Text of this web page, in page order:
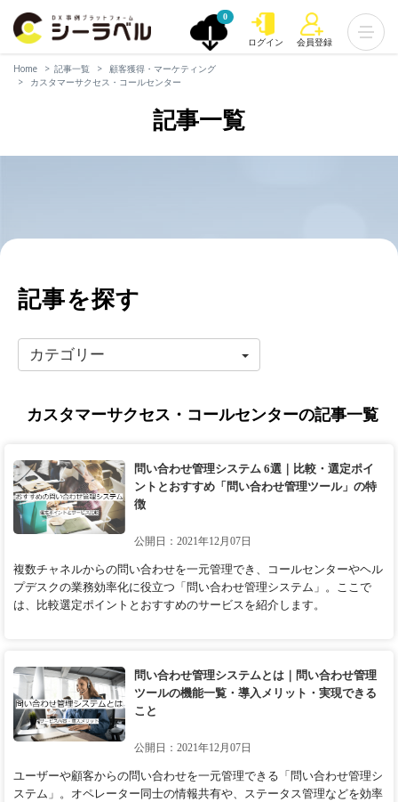
0
ログイン 会員登録
Home 記事一覧
顧客獲得・マーケティング
カスタマーサクセス・コールセンター
記事一覧
記事を探す
カテゴリー
カスタマーサクセス・コールセンターの記事一覧
問い合わせ管理システム 6選｜比較・選定ポイ
ントとおすすめ「問い合わせ管理ツール」の特
徴
公開日：2021年12月07日
複数チャネルからの問い合わせを一元管理でき、コールセンターやヘル
プデスクの業務効率化に役立つ「問い合わせ管理システム」。ここで
は、比較選定ポイントとおすすめのサービスを紹介します。
問い合わせ管理システムとは｜問い合わせ管理
ツールの機能一覧・導入メリット・実現できる
こと
公開日：2021年12月07日
ユーザーや顧客からの問い合わせを一元管理できる「問い合わせ管理シ
ステム」。オペレーター同士の情報共有や、ステータス管理などを効率